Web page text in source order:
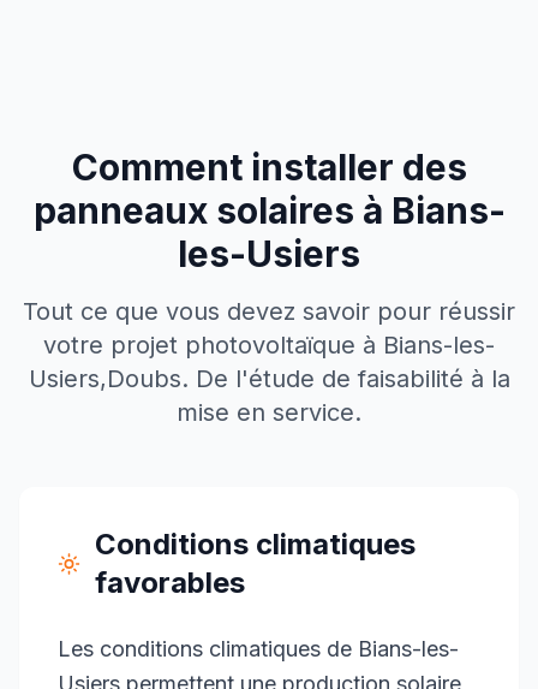
Comment installer des
panneaux solaires à Bians-
les-Usiers
Tout ce que vous devez savoir pour réussir
votre projet photovoltaïque à Bians-les-
Usiers,Doubs. De l'étude de faisabilité à la
mise en service.
Conditions climatiques
favorables
Les conditions climatiques de Bians-les-
Usiers permettent une production solaire